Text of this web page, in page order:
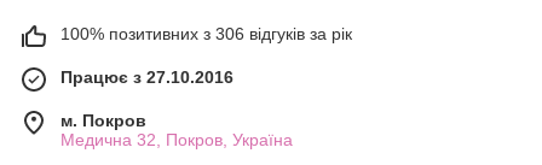
100% позитивних з 306 відгуків за рік
Працює з 27.10.2016
м. Покров
Медична 32, Покров, Україна